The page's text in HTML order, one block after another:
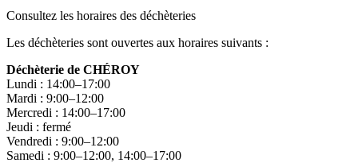
Consultez les horaires des déchèteries
Les déchèteries sont ouvertes aux horaires suivants :
Déchèterie de CHÉROY
Lundi : 14:00–17:00
Mardi : 9:00–12:00
Mercredi : 14:00–17:00
Jeudi : fermé
Vendredi : 9:00–12:00
Samedi : 9:00–12:00, 14:00–17:00